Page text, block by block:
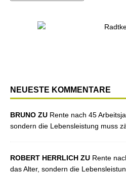
NEUESTE KOMMENTARE
BRUNO ZU Rente nach 45
sondern die Lebensleistung muss
ROBERT HERRLICH ZU Rente
das Alter, sondern die